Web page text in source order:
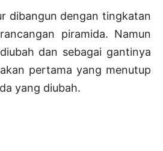
dibangun dengan tingkatan
piramida. Namun
dan sebagai gantinya
pertama yang menutup
yang diubah.